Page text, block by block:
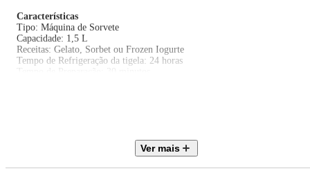
Características
Tipo: Máquina de Sorvete
Capacidade: 1,5 L
Receitas: Gelato, Sorbet ou Frozen Iogurte
Tempo de Refrigeração da tigela: 24 horas
Tempo de Preparação: 30 minutos
Voltagem: 110V / 220V (Não é bivolt)
Ver mais